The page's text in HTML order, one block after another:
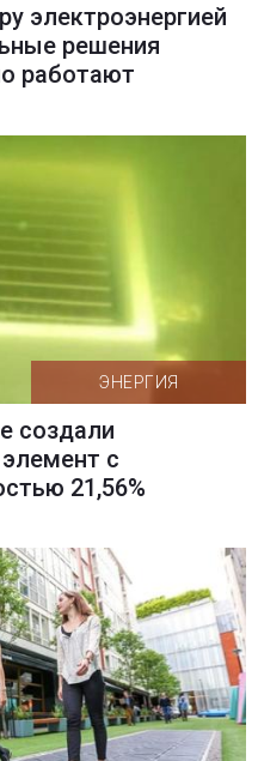
электроэнергией
решения
работают
ЭНЕРГИЯ
создали
с
21,56%